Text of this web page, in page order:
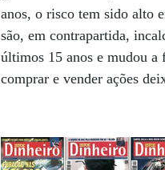
anos, o risco tem sido alto
são, em contrapartida,
últimos 15 anos e mudou a
comprar e vender ações